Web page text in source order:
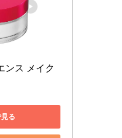
ンス メイク
る